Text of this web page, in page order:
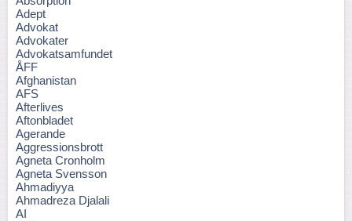
Adept
Advokat
Advokater
Advokatsamfundet
ÅFF
Afghanistan
AFS
Afterlives
Aftonbladet
Agerande
Aggressionsbrott
Agneta Cronholm
Agneta Svensson
Ahmadiyya
Ahmadreza Djalali
AI